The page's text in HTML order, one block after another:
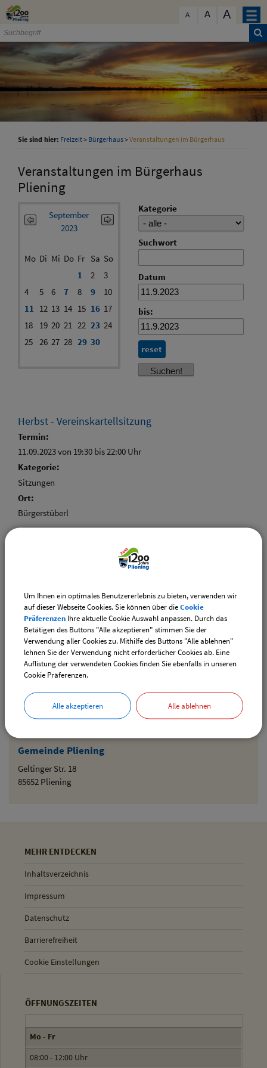
Zum Inhalt
A A A
Gemeinde Pliening
Geltinger Str. 18
85652 Pliening
Sie sind hier: Freizeit> Bürgerhaus>Veranstaltungen im Bürgerhaus
Veranstaltungen im Bürgerhaus
Pliening
September
2023
Mo Di Mi Do Fr Sa So
1
2
3
4
5 6 7 8 9
10
11 12 13 14 15 16 17
18
19 20 21 22 23 24
25 26 27 28 29 30
Kategorie
Suchwort
Datum
bis:
reset
Herbst - Vereinskartellsitzung
Termin:
11.09.2023 von 19:30 bis 22:00 Uhr
Kategorie:
Sitzungen
Ort:
Bürgerstüberl
Den gewählten Termin als VCS-Kalenderdatei
downloaden
Den gewählten Termin als iCal-Kalenderdatei
downloaden
Drucken
MEHR ENTDECKEN
Inhaltsverzeichnis
Impressum
Datenschutz
Barrierefreiheit
Cookie Einstellungen
ÖFFNUNGSZEITEN
Mo - Fr
08:00 - 12:00 Uhr
Um Ihnen ein optimales Benutzererlebnis zu bieten, verwenden wir
auf dieser Webseite Cookies. Sie können über dieCookie
Präferenzen Ihre aktuelle Cookie Auswahl anpassen. Durch das
Betätigen des Buttons "Alle akzeptieren" stimmen Sie der
Verwendung aller Cookies zu. Mithilfe des Buttons "Alle ablehnen"
lehnen Sie der Verwendung nicht erforderlicher Cookies ab. Eine
Auflistung der verwendeten Cookies finden Sie ebenfalls in unseren
Cookie Präferenzen.
Alle akzeptieren Alle ablehnen
schließen